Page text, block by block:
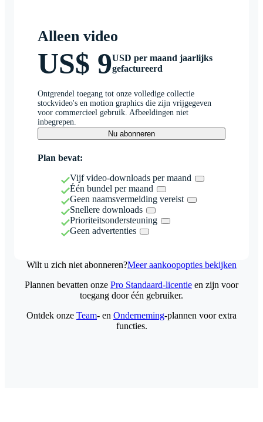
Alleen video
US$ 9USD per maand jaarlijks
gefactureerd
Ontgrendel toegang tot onze volledige collectie
stockvideo's en motion graphics die zijn vrijgegeven
voor commercieel gebruik. Afbeeldingen niet
inbegrepen.
Nu abonneren
Plan bevat:
Vijf video-downloads per maand
Één bundel per maand
Geen naamsvermelding vereist
Snellere downloads
Prioriteitsondersteuning
Geen advertenties
Wilt u zich niet abonneren?Meer aankoopopties bekijken
Plannen bevatten onze Pro Standaard-licentie en zijn voor
toegang door één gebruiker.
Ontdek onze Team- en Onderneming-plannen voor extra
functies.